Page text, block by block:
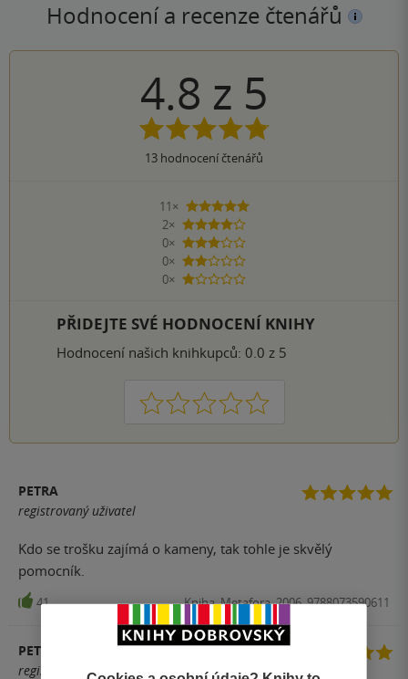
Hodnocení a recenze čtenářů
4.8 z 5
13 hodnocení čtenářů
11×
5 hvězdiček
2×
4 hvězdičky
0×
3 hvězdičky
0×
2 hvězdičky
0×
1 hvezdička
PŘIDEJTE SVÉ HODNOCENÍ KNIHY
Hodnocení našich knihkupců: 0.0 z 5
1 2 3 4 5
PETRA
registrovaný uživatel
Kdo se trošku zajímá o kameny, tak tohle je skvělý
pomocník.
41 Kniha, Metafora, 2006, 9788073590611
PETRA
registrovaný uživatel